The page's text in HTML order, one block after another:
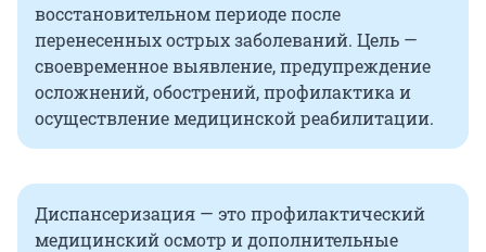
восстановительном периоде после
перенесенных острых заболеваний. Цель —
своевременное выявление, предупреждение
осложнений, обострений, профилактика и
осуществление медицинской реабилитации.
Диспансеризация — это профилактический
медицинский осмотр и дополнительные